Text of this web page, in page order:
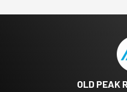
OLD PEAK